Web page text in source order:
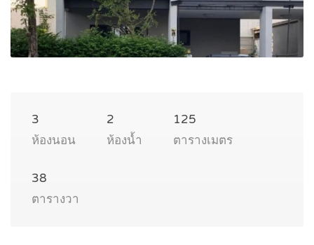
3
ห้องนอน
2
ห้องน้ำ
125
ตารางเมตร
38
ตารางวา